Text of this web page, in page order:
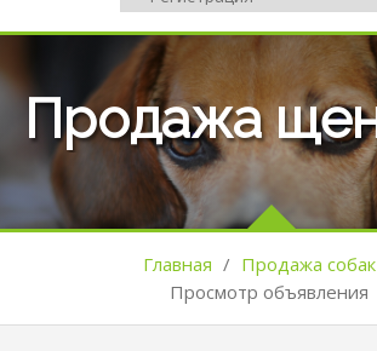
Главная / Продажа собак
Просмотр объявления